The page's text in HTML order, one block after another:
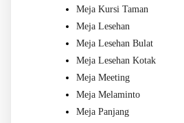
Meja Kursi Taman
Meja Lesehan
Meja Lesehan Bulat
Meja Lesehan Kotak
Meja Meeting
Meja Melaminto
Meja Panjang